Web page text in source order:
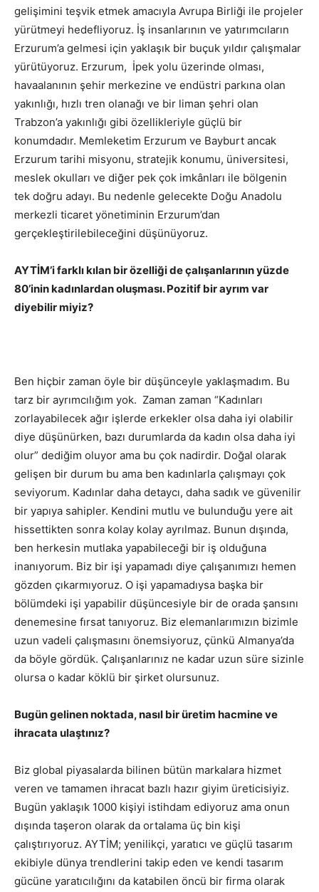
gelişimini teşvik etmek amacıyla Avrupa Birliği ile projeler
yürütmeyi hedefliyoruz. İş insanlarının ve yatırımcıların
Erzurum’a gelmesi için yaklaşık bir buçuk yıldır çalışmalar
yürütüyoruz. Erzurum, İpek yolu üzerinde olması,
havaalanının şehir merkezine ve endüstri parkına olan
yakınlığı, hızlı tren olanağı ve bir liman şehri olan
Trabzon’a yakınlığı gibi özellikleriyle güçlü bir
konumdadır. Memleketim Erzurum ve Bayburt ancak
Erzurum tarihi misyonu, stratejik konumu, üniversitesi,
meslek okulları ve diğer pek çok imkânları ile bölgenin
tek doğru adayı. Bu nedenle gelecekte Doğu Anadolu
merkezli ticaret yönetiminin Erzurum’dan
gerçekleştirilebileceğini düşünüyoruz.
AYTİM’i farklı kılan bir özelliği de çalışanlarının yüzde
80’inin kadınlardan oluşması. Pozitif bir ayrım var
diyebilir miyiz?
Ben hiçbir zaman öyle bir düşünceyle yaklaşmadım. Bu
tarz bir ayrımcılığım yok. Zaman zaman “Kadınları
zorlayabilecek ağır işlerde erkekler olsa daha iyi olabilir
diye düşünürken, bazı durumlarda da kadın olsa daha iyi
olur” dediğim oluyor ama bu çok nadirdir. Doğal olarak
gelişen bir durum bu ama ben kadınlarla çalışmayı çok
seviyorum. Kadınlar daha detaycı, daha sadık ve güvenilir
bir yapıya sahipler. Kendini mutlu ve bulunduğu yere ait
hissettikten sonra kolay kolay ayrılmaz. Bunun dışında,
ben herkesin mutlaka yapabileceği bir iş olduğuna
inanıyorum. Biz bir işi yapamadı diye çalışanımızı hemen
gözden çıkarmıyoruz. O işi yapamadıysa başka bir
bölümdeki işi yapabilir düşüncesiyle bir de orada şansını
denemesine fırsat tanıyoruz. Biz elemanlarımızın bizimle
uzun vadeli çalışmasını önemsiyoruz, çünkü Almanya’da
da böyle gördük. Çalışanlarınız ne kadar uzun süre sizinle
olursa o kadar köklü bir şirket olursunuz.
Bugün gelinen noktada, nasıl bir üretim hacmine ve
ihracata ulaştınız?
Biz global piyasalarda bilinen bütün markalara hizmet
veren ve tamamen ihracat bazlı hazır giyim üreticisiyiz.
Bugün yaklaşık 1000 kişiyi istihdam ediyoruz ama onun
dışında taşeron olarak da ortalama üç bin kişi
çalıştırıyoruz. AYTİM; yenilikçi, yaratıcı ve güçlü tasarım
ekibiyle dünya trendlerini takip eden ve kendi tasarım
gücüne yaratıcılığını da katabilen öncü bir firma olarak